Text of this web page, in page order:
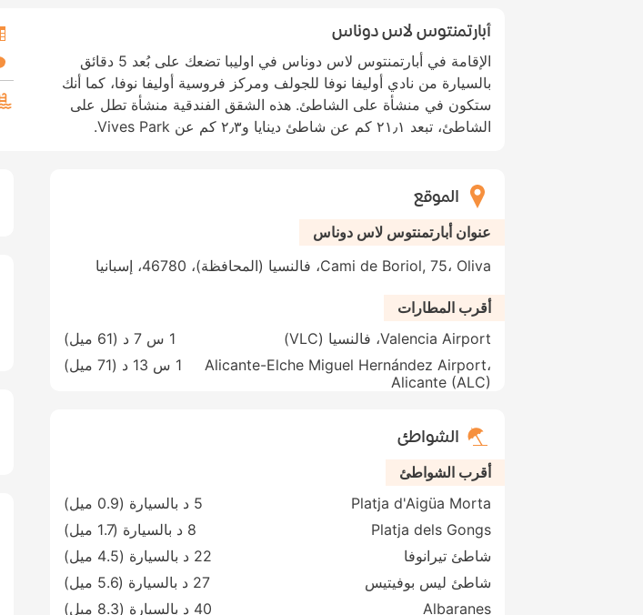
أبارتمنتوس لاس دوناس
الإقامة في أبارتمنتوس لاس دوناس في اوليبا تضعك على بُعد 5 دقائق
بالسيارة من نادي أوليفا نوفا للجولف ومركز فروسية أوليفا نوفا، كما أنك
ستكون في منشأة على الشاطئ. هذه الشقق الفندقية منشأة تطل على
الشاطئ، تبعد ٢١٫١ كم عن شاطئ دينايا و٢٫٣ كم عن Vives Park.
الموقع
عنوان أبارتمنتوس لاس دوناس
Cami de Boriol, 75، Oliva، فالنسيا (المحافظة)، 46780، إسبانيا
أقرب المطارات
Valencia Airport، فالنسيا (VLC)
1 س 7 د ( 61 ميل
)
Alicante-Elche Miguel Hernández Airport،
Alicante (ALC)
1 س 13 د ( 71 ميل )
الشواطئ
أقرب الشواطئ
Platja d'Aigüa Morta
5 د بالسيارة (0.9 ميل)
Platja dels Gongs
8 د بالسيارة (1.7 ميل)
شاطئ تيرانوفا
22 د بالسيارة (4.5 ميل)
شاطئ ليس بوفيتيس
27 د بالسيارة (5.6 ميل)
Albaranes
40 د بالسيارة (8.3 ميل)